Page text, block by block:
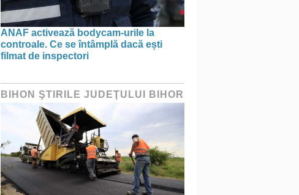
ANAF activează bodycam-urile la
controale. Ce se întâmplă dacă ești
filmat de inspectori
BIHON ŞTIRILE JUDEŢULUI BIHOR